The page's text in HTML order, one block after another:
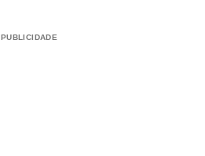
PUBLICIDADE